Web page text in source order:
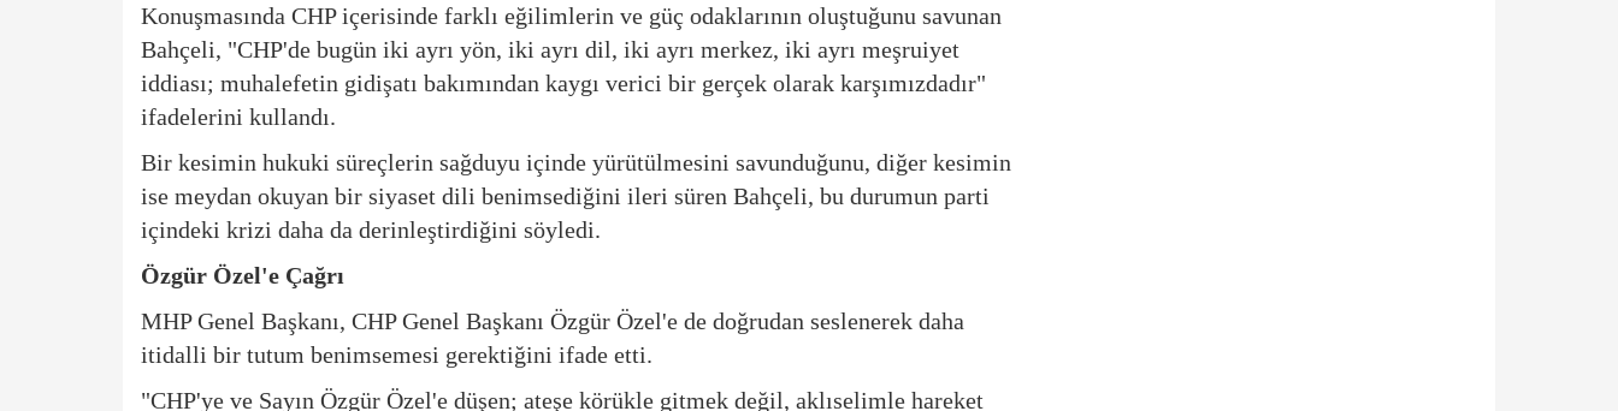
Konuşmasında CHP içerisinde farklı eğilimlerin ve güç odaklarının oluştuğunu savunan
Bahçeli, "CHP'de bugün iki ayrı yön, iki ayrı dil, iki ayrı merkez, iki ayrı meşruiyet
iddiası; muhalefetin gidişatı bakımından kaygı verici bir gerçek olarak karşımızdadır"
ifadelerini kullandı.
Bir kesimin hukuki süreçlerin sağduyu içinde yürütülmesini savunduğunu, diğer kesimin
ise meydan okuyan bir siyaset dili benimsediğini ileri süren Bahçeli, bu durumun parti
içindeki krizi daha da derinleştirdiğini söyledi.
Özgür Özel'e Çağrı
MHP Genel Başkanı, CHP Genel Başkanı Özgür Özel'e de doğrudan seslenerek daha
itidalli bir tutum benimsemesi gerektiğini ifade etti.
"CHP'ye ve Sayın Özgür Özel'e düşen; ateşe körükle gitmek değil, aklıselimle hareket